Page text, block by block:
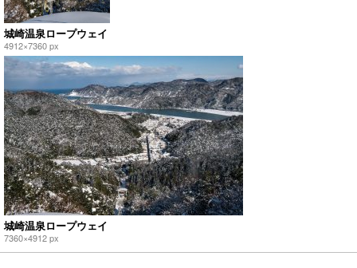
城崎温泉ロープウェイ
4912×7360 px
城崎温泉ロープウェイ
7360×4912 px